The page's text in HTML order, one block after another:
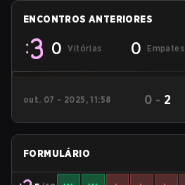
ENCONTROS ANTERIORES
0 Vitórias 0 Empates
out. 07 - 2025, 11:58 0 - 2
FORMULÁRIO